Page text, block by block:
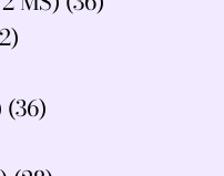
(36)